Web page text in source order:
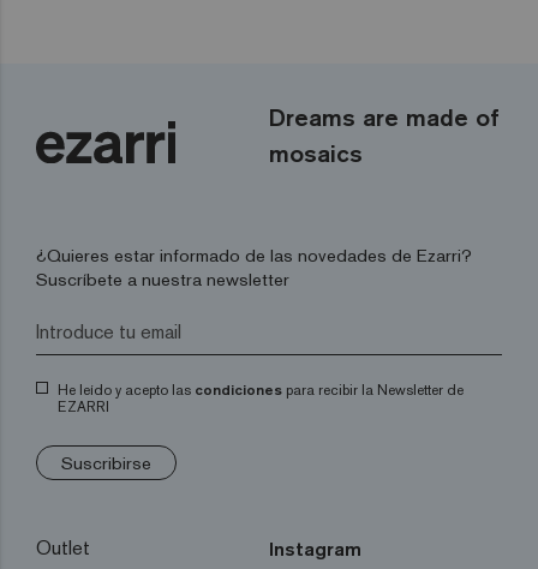
Dreams are made of
mosaics
¿Quieres estar informado de las novedades de Ezarri?
Suscríbete a nuestra newsletter
He leído y acepto las condiciones para recibir la Newsletter de
EZARRI
Suscribirse
Outlet
Instagram